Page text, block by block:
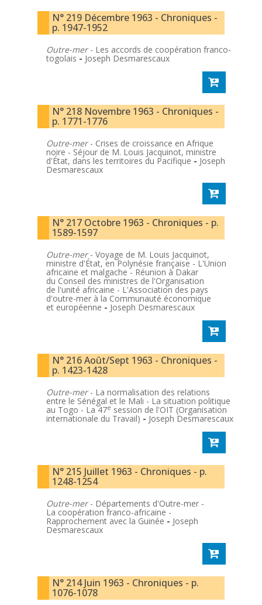
N° 219 Décembre 1963 - Chroniques -
p. 1947-1952
Outre-mer- Les accords de coopération franco-
togolais - Joseph Desmarescaux
N° 218 Novembre 1963 - Chroniques -
p. 1771-1776
Outre-mer- Crises de croissance en Afrique
noire - Séjour de M. Louis Jacquinot, ministre
d'État, dans les territoires du Pacifique - Joseph
Desmarescaux
N° 217 Octobre 1963 - Chroniques - p.
1589-1597
Outre-mer- Voyage de M. Louis Jacquinot,
ministre d'État, en Polynésie française - L'Union
africaine et malgache - Réunion à Dakar
du Conseil des ministres de l'Organisation
de l'unité africaine - L'Association des pays
d'outre-mer à la Communauté économique
et européenne - Joseph Desmarescaux
N° 216 Août/Sept 1963 - Chroniques -
p. 1423-1428
Outre-mer- La normalisation des relations
entre le Sénégal et le Mali - La situation politique
au Togo - La 47e session de l'OIT (Organisation
internationale du Travail) - Joseph Desmarescaux
N° 215 Juillet 1963 - Chroniques - p.
1248-1254
Outre-mer- Départements d'Outre-mer -
La coopération franco-africaine -
Rapprochement avec la Guinée - Joseph
Desmarescaux
N° 214 Juin 1963 - Chroniques - p.
1076-1078